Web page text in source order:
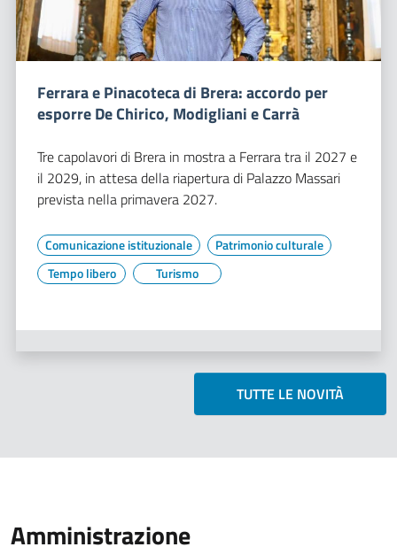
Ferrara e Pinacoteca di Brera: accordo per
esporre De Chirico, Modigliani e Carrà
Tre capolavori di Brera in mostra a Ferrara tra il 2027 e
il 2029, in attesa della riapertura di Palazzo Massari
prevista nella primavera 2027.
Comunicazione istituzionale
Patrimonio culturale
Tempo libero
Turismo
TUTTE LE NOVITÀ
Amministrazione